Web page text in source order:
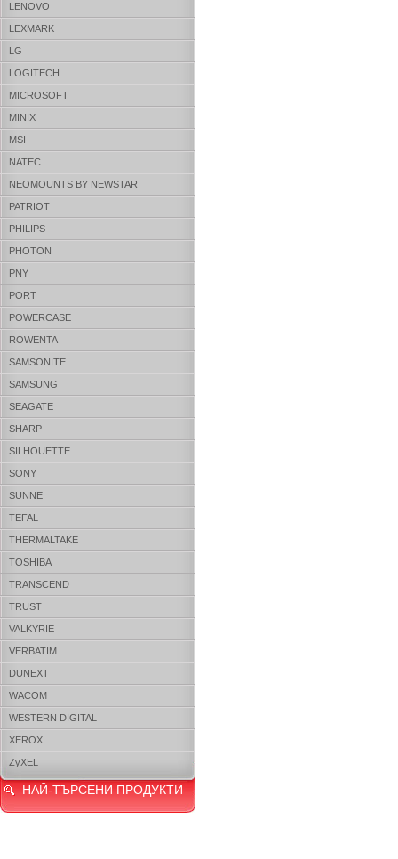
LENOVO
LEXMARK
LG
LOGITECH
MICROSOFT
MINIX
MSI
NATEC
NEOMOUNTS BY NEWSTAR
PATRIOT
PHILIPS
PHOTON
PNY
PORT
POWERCASE
ROWENTA
SAMSONITE
SAMSUNG
SEAGATE
SHARP
SILHOUETTE
SONY
SUNNE
TEFAL
THERMALTAKE
TOSHIBA
TRANSCEND
TRUST
VALKYRIE
VERBATIM
DUNEXT
WACOM
WESTERN DIGITAL
XEROX
ZyXEL
НАЙ-ТЪРСЕНИ ПРОДУКТИ